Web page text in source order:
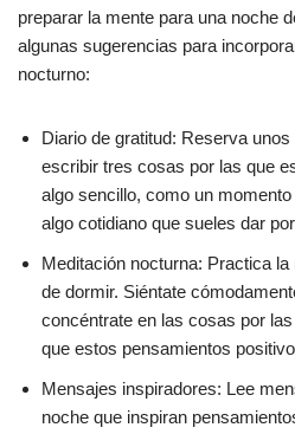
preparar la mente para una noche
algunas sugerencias para
nocturno:
Diario de gratitud: Reserva
escribir tres cosas por las que
algo sencillo, como un
algo cotidiano que sueles dar
Meditación nocturna: Practica
de dormir. Siéntate
concéntrate en las cosas por
que estos pensamientos
Mensajes inspiradores: Lee
noche que inspiran